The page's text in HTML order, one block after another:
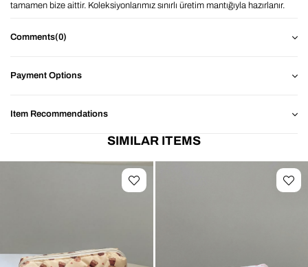
tamamen bize aittir. Koleksiyonlarımız sınırlı üretim mantığıyla hazırlanır.
düşünülür. Her ürün, markamızın imzasını taşıyan özgün bir kimliğe
özel desen Yumuşacık kapitone dokulu kumaş Geniş iç hacim: makyaj,
pratik ve estetik görünüm Neden BAHELS? Çünkü kullandığınız her
olduğu gibi bu modeldeki desen de BAHELS tarafından çizilmiş ve
veya makyaj masanızda düzeni sevenler için ideal! Aradığınız ürünü
saniyeler içinde bulabilir, geniş iç hacmi ile tüm bakım malzemelerinizi ve
aksesuarlarınızı tek bir yerde toplayabilirsiniz. Öne Çıkan Özellikler: Geniş
ışık kaynaklı renklerde 1-2 ton farklık olabilir normal bir durumdur.ÜRETİM
Comments(0)
Payment Options
Item Recommendations
SIMILAR ITEMS